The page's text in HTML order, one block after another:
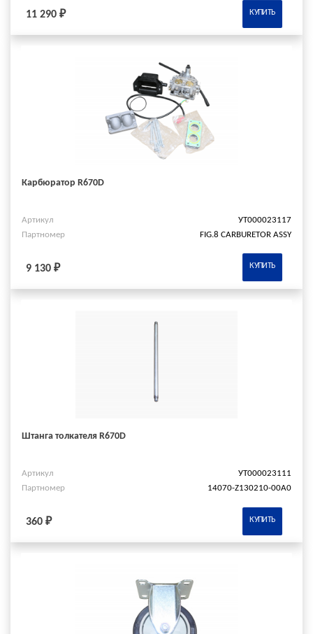
11 290 ₽ КУПИТЬ
Карбюратор R670D
Артикул
УТ000023117
Партномер
FIG.8 CARBURETOR ASSY
9 130 ₽ КУПИТЬ
Штанга толкателя R670D
Артикул
УТ000023111
Партномер
14070-Z130210-00A0
360 ₽ КУПИТЬ